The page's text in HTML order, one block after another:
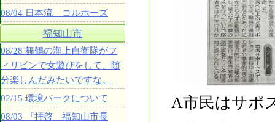
A市民はサポ
08/04 日本流 コルホーズ
福知山市
08/28 舞鶴の海上自衛隊がフ
ィリピンで女遊びをして、随
分楽しんだみたいですな。
02/15 環境パークについて
08/03 『拝啓 福知山市長